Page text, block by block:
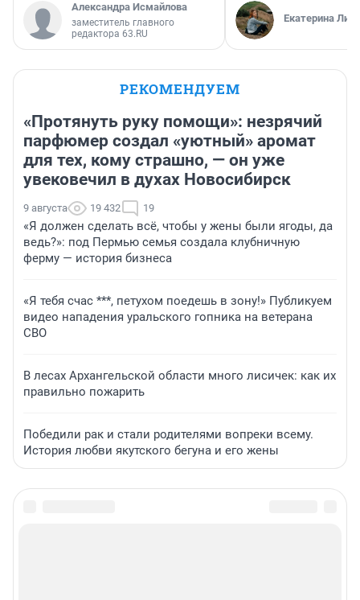
Александра Исмайлова
заместитель главного
редактора 63.RU
Екатерина
РЕКОМЕНДУЕМ
«Протянуть руку помощи»: незрячий
парфюмер создал «уютный» аромат
для тех, кому страшно, — он уже
увековечил в духах Новосибирск
9 августа 19 432 19
«Я должен сделать всё, чтобы у жены были ягоды, да
ведь?»: под Пермью семья создала клубничную
ферму — история бизнеса
«Я тебя счас ***, петухом поедешь в зону!» Публикуем
видео нападения уральского гопника на ветерана
СВО
В лесах Архангельской области много лисичек: как их
правильно пожарить
Победили рак и стали родителями вопреки всему.
История любви якутского бегуна и его жены